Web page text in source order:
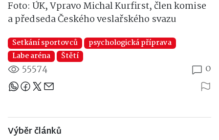
Foto: ÚK,Vpravo Michal Kurfirst, člen komise
a předseda Českého veslařského svazu
Setkání sportovců
psychologická příprava
Labe aréna
Štětí
55574 0
Sdílejte článek
Výběr článků